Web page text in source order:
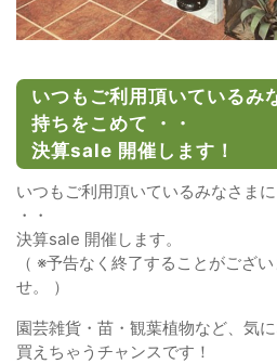
いつもご利用頂いているみ
持ちをこめて ・・
決算sale 開催します！
いつもご利用頂いているみなさま
・・
決算sale 開催します。
（ ※予告なく終了することがござ
せ。 ）
園芸雑貨・苗・観葉植物など、気
買えちゃうチャンスです！